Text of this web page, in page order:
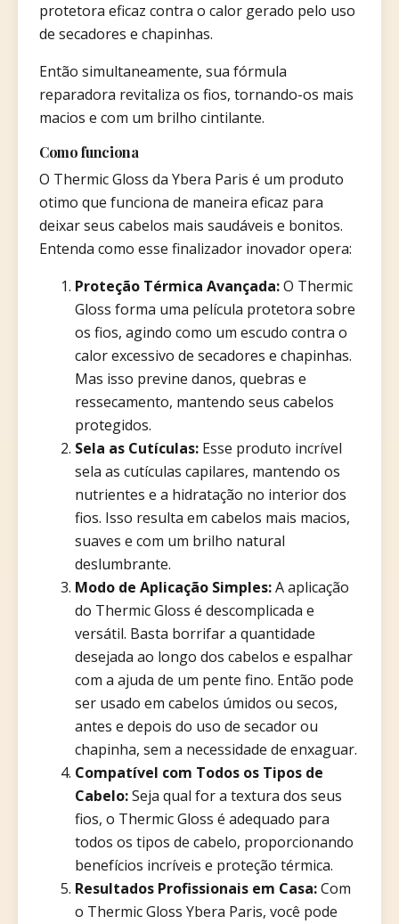
protetora eficaz contra o calor gerado pelo uso
de secadores e chapinhas.
Então simultaneamente, sua fórmula
reparadora revitaliza os fios, tornando-os mais
macios e com um brilho cintilante.
Como funciona
O Thermic Gloss da Ybera Paris é um produto
otimo que funciona de maneira eficaz para
deixar seus cabelos mais saudáveis e bonitos.
Entenda como esse finalizador inovador opera:
Proteção Térmica Avançada:O Thermic
Gloss forma uma película protetora sobre
os fios, agindo como um escudo contra o
calor excessivo de secadores e chapinhas.
Mas isso previne danos, quebras e
ressecamento, mantendo seus cabelos
protegidos.
Sela as Cutículas: Esse produto incrível
sela as cutículas capilares, mantendo os
nutrientes e a hidratação no interior dos
fios. Isso resulta em cabelos mais macios,
suaves e com um brilho natural
deslumbrante.
Modo de Aplicação Simples:A aplicação
do Thermic Gloss é descomplicada e
versátil. Basta borrifar a quantidade
desejada ao longo dos cabelos e espalhar
com a ajuda de um pente fino. Então pode
ser usado em cabelos úmidos ou secos,
antes e depois do uso de secador ou
chapinha, sem a necessidade de enxaguar.
Compatível com Todos os Tipos de
Cabelo:Seja qual for a textura dos seus
fios, o Thermic Gloss é adequado para
todos os tipos de cabelo, proporcionando
benefícios incríveis e proteção térmica.
Resultados Profissionais em Casa:Com
o Thermic Gloss Ybera Paris, você pode